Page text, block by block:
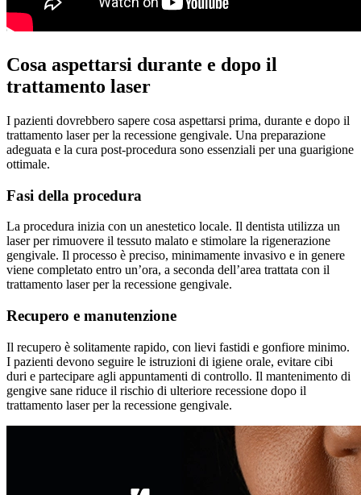
Cosa aspettarsi durante e dopo il
trattamento laser
I pazienti dovrebbero sapere cosa aspettarsi prima, durante e dopo il
trattamento laser per la recessione gengivale. Una preparazione
adeguata e la cura post-procedura sono essenziali per una guarigione
ottimale.
Fasi della procedura
La procedura inizia con un anestetico locale. Il dentista utilizza un
laser per rimuovere il tessuto malato e stimolare la rigenerazione
gengivale. Il processo è preciso, minimamente invasivo e in genere
viene completato entro un’ora, a seconda dell’area trattata con il
trattamento laser per la recessione gengivale.
Recupero e manutenzione
Il recupero è solitamente rapido, con lievi fastidi e gonfiore minimo.
I pazienti devono seguire le istruzioni di igiene orale, evitare cibi
duri e partecipare agli appuntamenti di controllo. Il mantenimento di
gengive sane riduce il rischio di ulteriore recessione dopo il
trattamento laser per la recessione gengivale.